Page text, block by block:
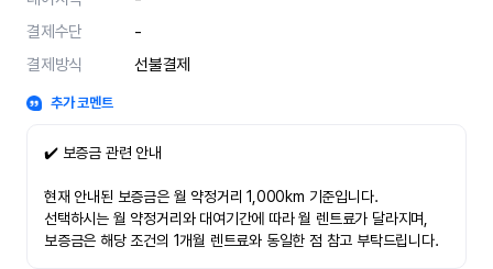
결제수단
-
결제방식
선불결제
추가 코멘트
✔️ 보증금 관련 안내
현재 안내된 보증금은 월 약정거리 1,000km 기준입니다.
선택하시는 월 약정거리와 대여기간에 따라 월 렌트료가 달라지며,
보증금은 해당 조건의 1개월 렌트료와 동일한 점 참고 부탁드립니다.